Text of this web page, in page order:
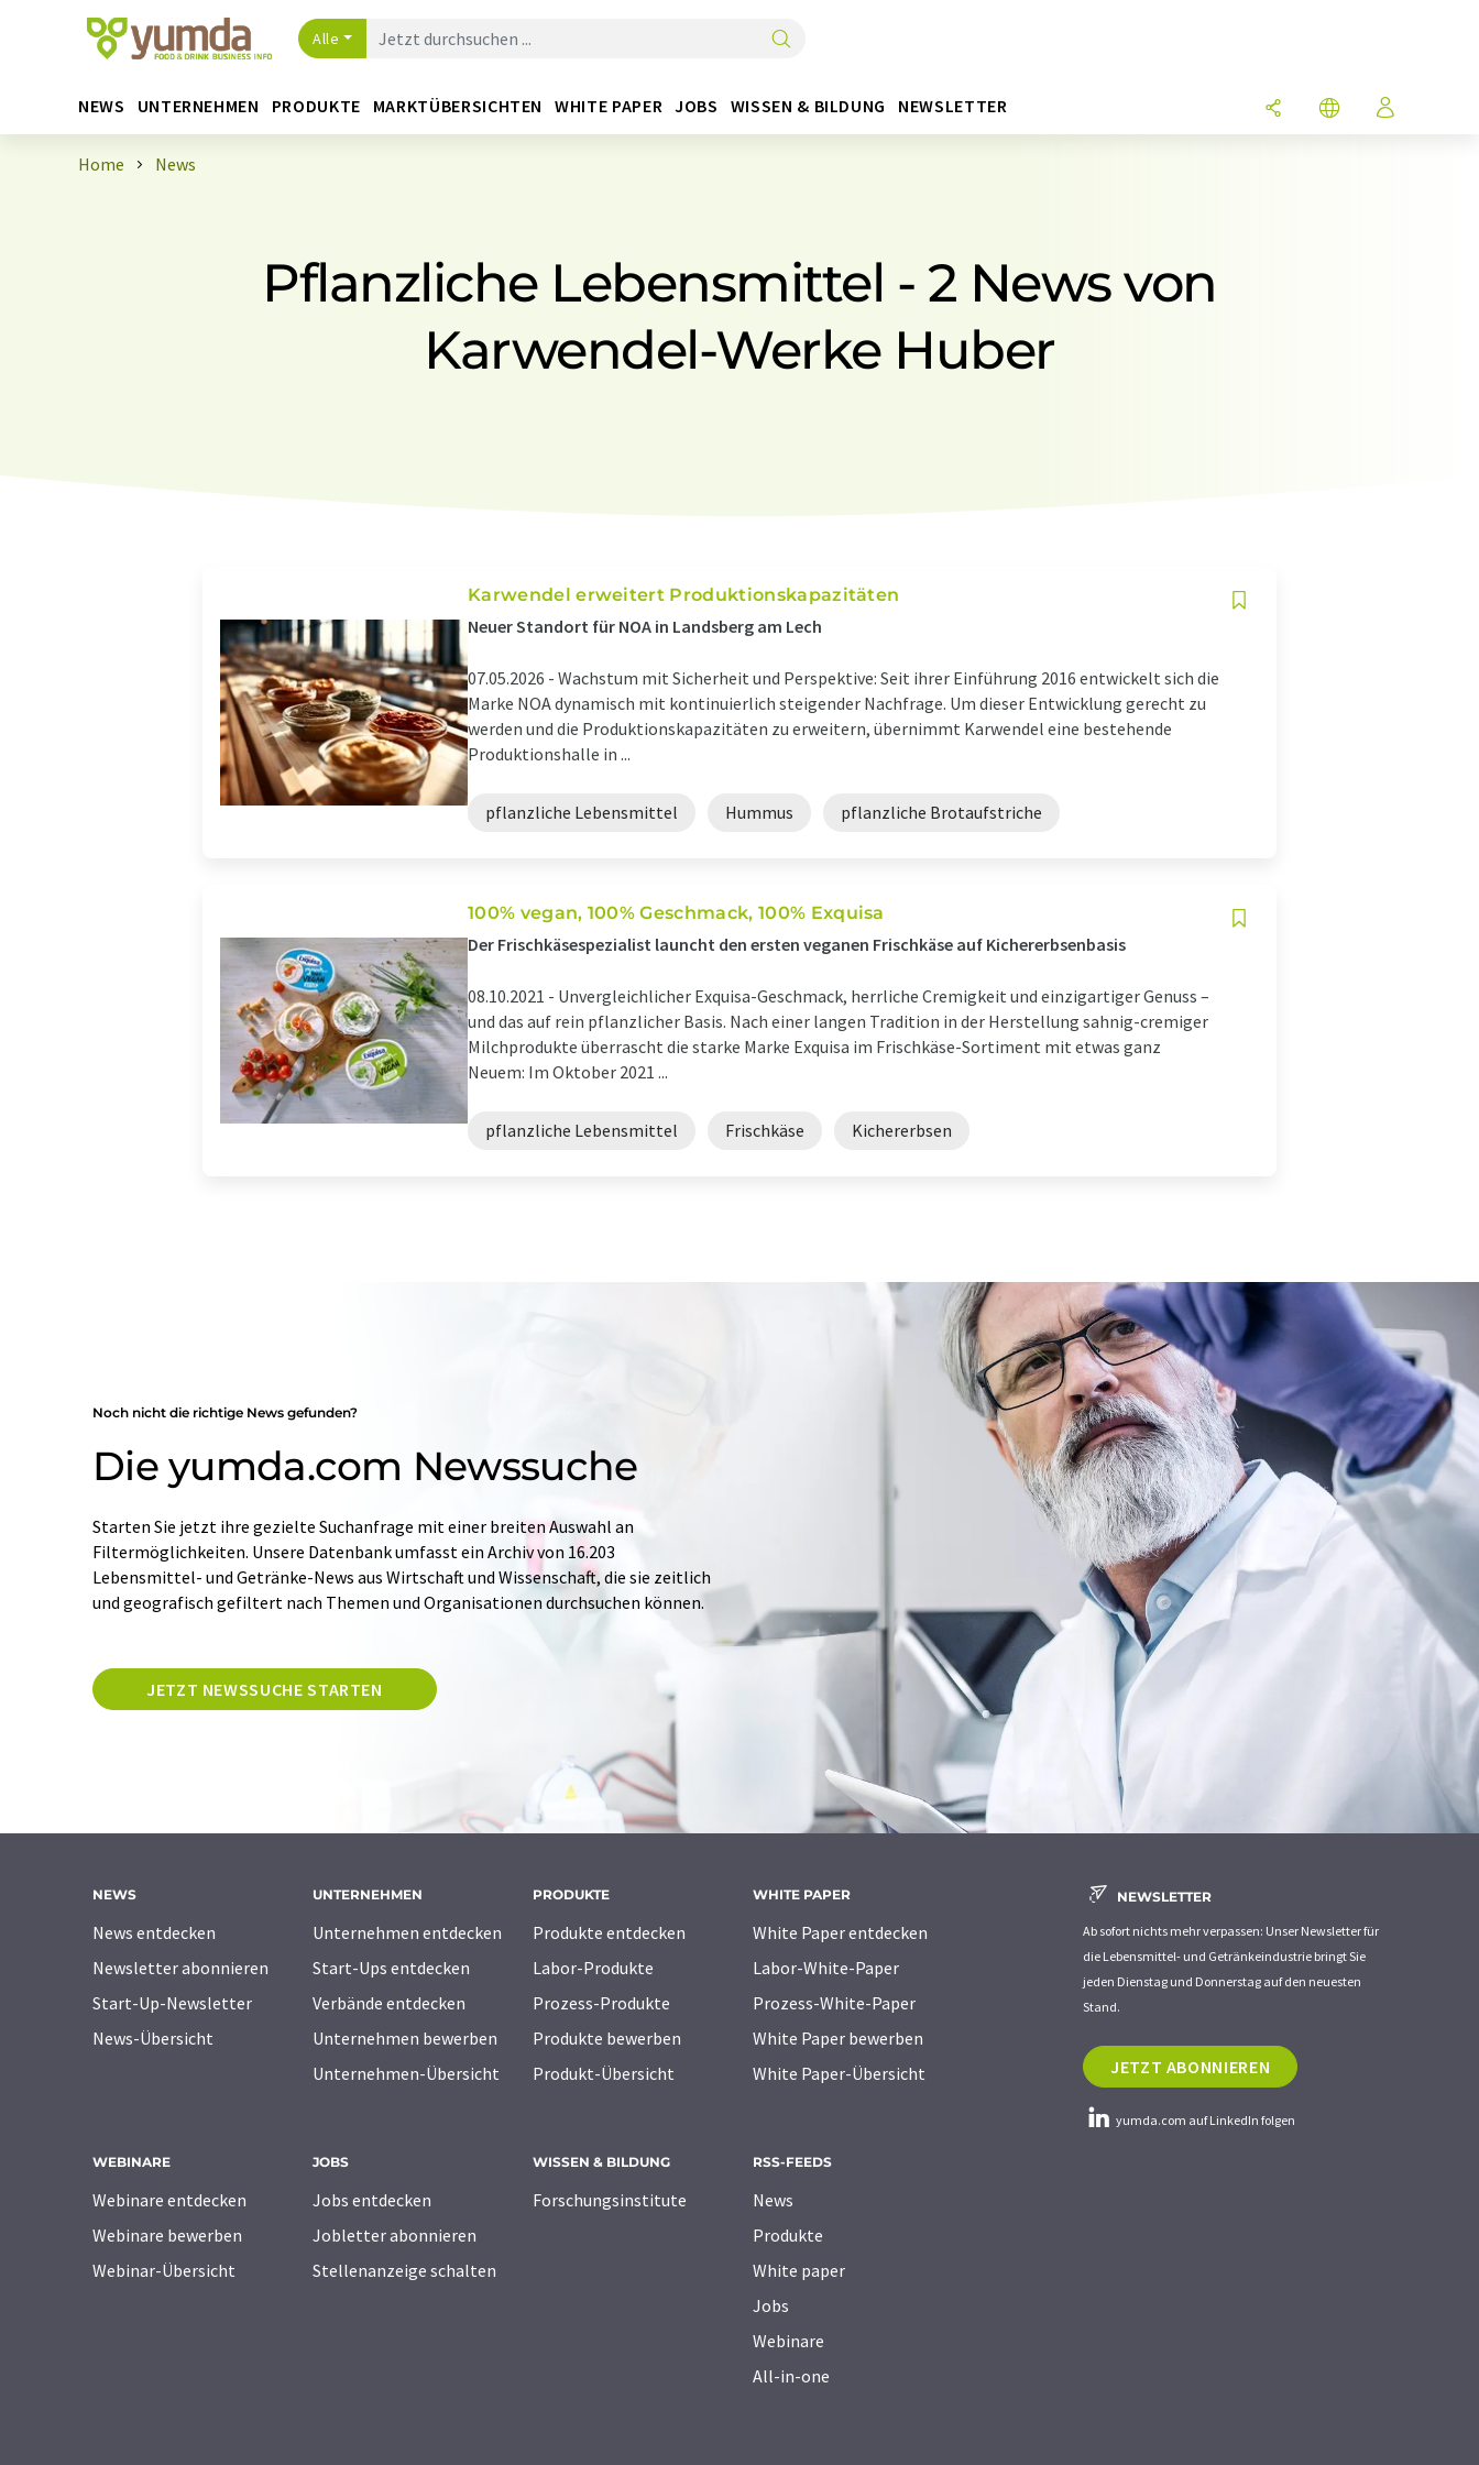
Alle
NEWS UNTERNEHMEN PRODUKTE MARKTÜBERSICHTEN WHITE PAPER JOBS WISSEN & BILDUNG NEWSLETTER
Home News
Pflanzliche Lebensmittel - 2 News von
Karwendel-Werke Huber
Karwendel erweitert Produktionskapazitäten
Neuer Standort für NOA in Landsberg am Lech
07.05.2026 - Wachstum mit Sicherheit und Perspektive: Seit ihrer Einführung 2016 entwickelt sich die
Marke NOA dynamisch mit kontinuierlich steigender Nachfrage. Um dieser Entwicklung gerecht zu
werden und die Produktionskapazitäten zu erweitern, übernimmt Karwendel eine bestehende
Produktionshalle in ...
pflanzliche Lebensmittel Hummus pflanzliche Brotaufstriche
100% vegan, 100% Geschmack, 100% Exquisa
Der Frischkäsespezialist launcht den ersten veganen Frischkäse auf Kichererbsenbasis
08.10.2021 - Unvergleichlicher Exquisa-Geschmack, herrliche Cremigkeit und einzigartiger Genuss –
und das auf rein pflanzlicher Basis. Nach einer langen Tradition in der Herstellung sahnig-cremiger
Milchprodukte überrascht die starke Marke Exquisa im Frischkäse-Sortiment mit etwas ganz
Neuem: Im Oktober 2021 ...
pflanzliche Lebensmittel Frischkäse Kichererbsen
Noch nicht die richtige News gefunden?
Die yumda.com Newssuche
Starten Sie jetzt ihre gezielte Suchanfrage mit einer breiten Auswahl an
Filtermöglichkeiten. Unsere Datenbank umfasst ein Archiv von 16.203
Lebensmittel- und Getränke-News aus Wirtschaft und Wissenschaft, die sie zeitlich
und geografisch gefiltert nach Themen und Organisationen durchsuchen können.
JETZT NEWSSUCHE STARTEN
NEWS
News entdecken
Newsletter abonnieren
Start-Up-Newsletter
News-Übersicht
UNTERNEHMEN
Unternehmen entdecken
Start-Ups entdecken
Verbände entdecken
Unternehmen bewerben
Unternehmen-Übersicht
PRODUKTE
Produkte entdecken
Labor-Produkte
Prozess-Produkte
Produkte bewerben
Produkt-Übersicht
WHITE PAPER
White Paper entdecken
Labor-White-Paper
Prozess-White-Paper
White Paper bewerben
White Paper-Übersicht
WEBINARE
Webinare entdecken
Webinare bewerben
Webinar-Übersicht
JOBS
Jobs entdecken
Jobletter abonnieren
Stellenanzeige schalten
WISSEN & BILDUNG
Forschungsinstitute
RSS-FEEDS
News
Produkte
White paper
Jobs
Webinare
All-in-one
NEWSLETTER
Ab sofort nichts mehr verpassen: Unser Newsletter für
die Lebensmittel- und Getränkeindustrie bringt Sie
jeden Dienstag und Donnerstag auf den neuesten
Stand.
JETZT ABONNIEREN
yumda.com auf LinkedIn folgen